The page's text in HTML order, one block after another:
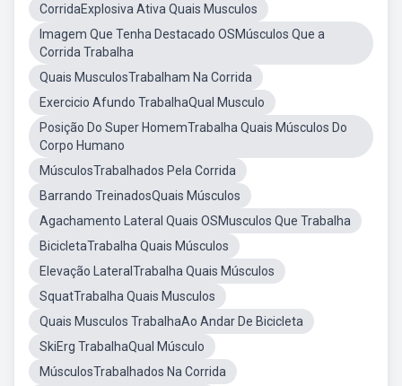
CorridaExplosiva Ativa Quais Musculos
Imagem Que Tenha Destacado OSMúsculos Que a
Corrida Trabalha
Quais MusculosTrabalham Na Corrida
Exercicio Afundo TrabalhaQual Musculo
Posição Do Super HomemTrabalha Quais Músculos Do
Corpo Humano
MúsculosTrabalhados Pela Corrida
Barrando TreinadosQuais Músculos
Agachamento Lateral Quais OSMusculos Que Trabalha
BicicletaTrabalha Quais Músculos
Elevação LateralTrabalha Quais Músculos
SquatTrabalha Quais Musculos
Quais Musculos TrabalhaAo Andar De Bicicleta
SkiErg TrabalhaQual Músculo
MúsculosTrabalhados Na Corrida